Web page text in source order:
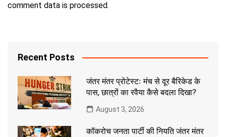
comment data is processed.
Recent Posts
जंतर मंतर प्रोटेस्टः मंच से दूर बैरिकेड के
पास, छात्रों का रवैया कैसे बदला दिखा?
August 3, 2026
कॉकरोच जनता पार्टी की नियति जंतर मंतर